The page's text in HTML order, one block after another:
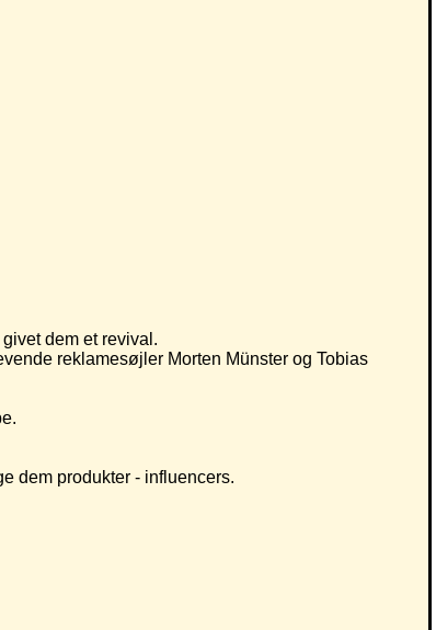
dem et revival.
reklamesøjler Morten Münster og Tobias
dem produkter - influencers.